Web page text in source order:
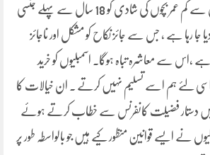
سازی کے تحت 18 سال سے کم عمر بچوں کی شادی کو 18 سال سے پہلے جنسی
جا رہا ہے ، جس سے جائز نکاح کو مشکل اور ناجائز
ہے ،اس سے معاشرہ تباہ ہوگا۔ اسمبلیوں کو خرید
اسی لئے ہم اسے تسلیم نہیں کرتے ۔ ان خیالات کا
میں دستار فضیلت کانفرنس سے خطاب کرتے ہوئے
نے ایسے قوانین منظور کیے ہیں جو بالواسطہ طور پر